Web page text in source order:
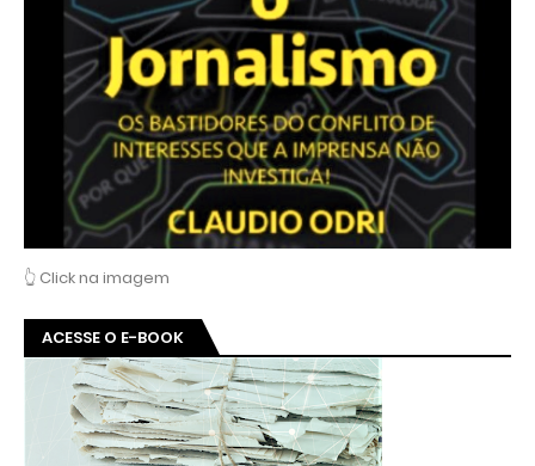
👆 Click na imagem
ACESSE O E-BOOK